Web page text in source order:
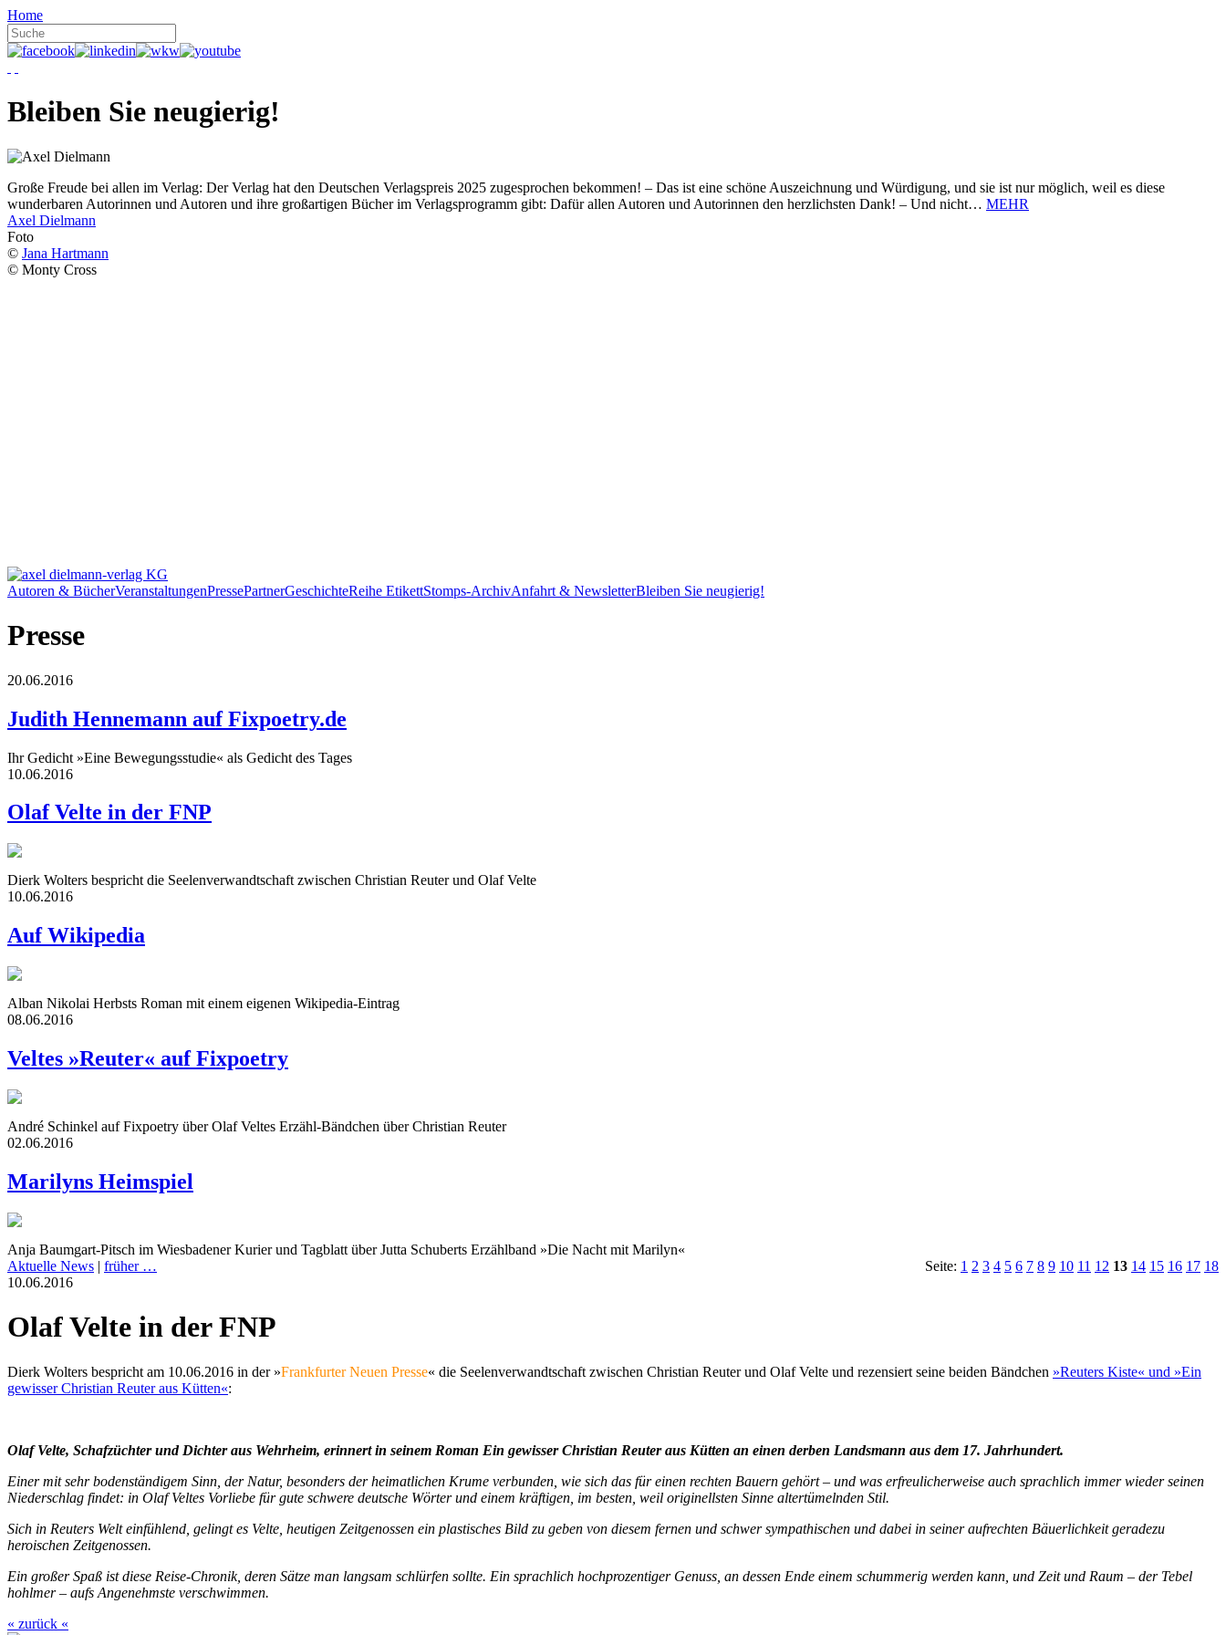
Home
Bleiben Sie neugierig!
Große Freude bei allen im Verlag: Der Verlag hat den Deutschen Verlagspreis 2025 zugesprochen bekommen! – Das ist eine schöne Auszeichnung und Würdigung, und sie ist nur möglich, weil es diese
wunderbaren Autorinnen und Autoren und ihre großartigen Bücher im Verlagsprogramm gibt: Dafür allen Autoren und Autorinnen den herzlichsten Dank! – Und nicht… MEHR
Axel Dielmann
Foto
© Jana Hartmann
© Monty Cross
Autoren & BücherVeranstaltungenPressePartnerGeschichteReihe EtikettStomps-ArchivAnfahrt & NewsletterBleiben Sie neugierig!
Presse
20.06.2016
Judith Hennemann auf Fixpoetry.de
Ihr Gedicht »Eine Bewegungsstudie« als Gedicht des Tages
10.06.2016
Olaf Velte in der FNP
Dierk Wolters bespricht die Seelenverwandtschaft zwischen Christian Reuter und Olaf Velte
10.06.2016
Auf Wikipedia
Alban Nikolai Herbsts Roman mit einem eigenen Wikipedia-Eintrag
08.06.2016
Veltes »Reuter« auf Fixpoetry
André Schinkel auf Fixpoetry über Olaf Veltes Erzähl-Bändchen über Christian Reuter
02.06.2016
Marilyns Heimspiel
Anja Baumgart-Pitsch im Wiesbadener Kurier und Tagblatt über Jutta Schuberts Erzählband »Die Nacht mit Marilyn«
Aktuelle News | früher … Seite: 1 2 3 4 5 6 7 8 9 10 11 12 13 14 15 16 17 18
10.06.2016
Olaf Velte in der FNP
Dierk Wolters bespricht am 10.06.2016 in der »Frankfurter Neuen Presse« die Seelenverwandtschaft zwischen Christian Reuter und Olaf Velte und rezensiert seine beiden Bändchen »Reuters Kiste« und »Ein
gewisser Christian Reuter aus Kütten«:
Olaf Velte, Schafzüchter und Dichter aus Wehrheim, erinnert in seinem Roman Ein gewisser Christian Reuter aus Kütten an einen derben Landsmann aus dem 17. Jahrhundert.
Einer mit sehr bodenständigem Sinn, der Natur, besonders der heimatlichen Krume verbunden, wie sich das für einen rechten Bauern gehört – und was erfreulicherweise auch sprachlich immer wieder seinen
Niederschlag findet: in Olaf Veltes Vorliebe für gute schwere deutsche Wörter und einem kräftigen, im besten, weil originellsten Sinne altertümelnden Stil.
Sich in Reuters Welt einfühlend, gelingt es Velte, heutigen Zeitgenossen ein plastisches Bild zu geben von diesem fernen und schwer sympathischen und dabei in seiner aufrechten Bäuerlichkeit geradezu
heroischen Zeitgenossen.
Ein großer Spaß ist diese Reise-Chronik, deren Sätze man langsam schlürfen sollte. Ein sprachlich hochprozentiger Genuss, an dessen Ende einem schummerig werden kann, und Zeit und Raum – der Tebel
hohlmer – aufs Angenehmste verschwimmen.
« zurück «